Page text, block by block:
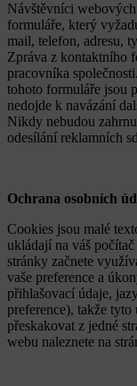
Návštěvníci
formuláře, který
mail, telefon, adresu,
Zpráva z kontaktního
pracovníka
tohoto formuláře jsou
nedojde k navázání
Nikdy nebudou
odesílání reklamních
Ochrana osobních ú
Cookies jsou malé
ukládají na váš
stránky začnete
vaše preference a
přihlašovací údaje,
preference), takže tyto
přeskakovat z jedné
webu naleznete na